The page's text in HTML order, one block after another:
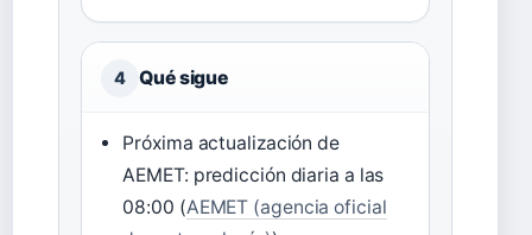
4 Qué sigue
Próxima actualización de
AEMET: predicción diaria a las
08:00 (AEMET (agencia oficial